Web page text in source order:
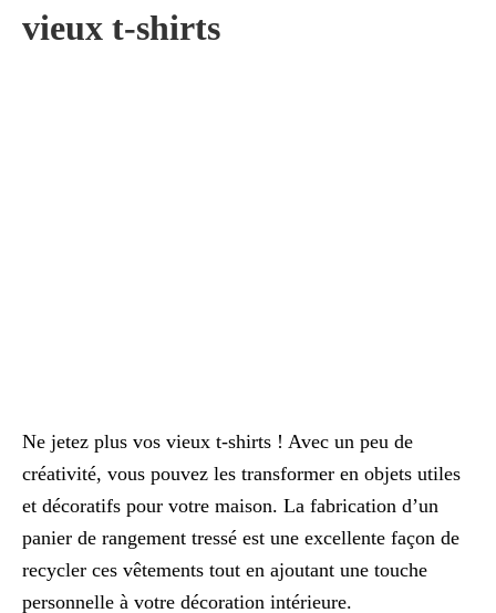
vieux t-shirts
Ne jetez plus vos vieux t-shirts ! Avec un peu de
créativité, vous pouvez les transformer en objets utiles
et décoratifs pour votre maison. La fabrication d’un
panier de rangement tressé est une excellente façon de
recycler ces vêtements tout en ajoutant une touche
personnelle à votre décoration intérieure.